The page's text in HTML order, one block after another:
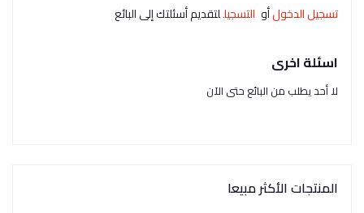
تسجيل الدخولأو التسجيللتقديم أسئلتك إلى البائع
اسئلة اخرى
لا أحد يطلب من البائع حتى الآن
المنتجات الأكثر مبيعا